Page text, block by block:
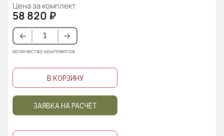
Цена за комплект
58 820 ₽
количество комплектов
В КОРЗИНУ
ЗАЯВКА НА РАСЧЁТ